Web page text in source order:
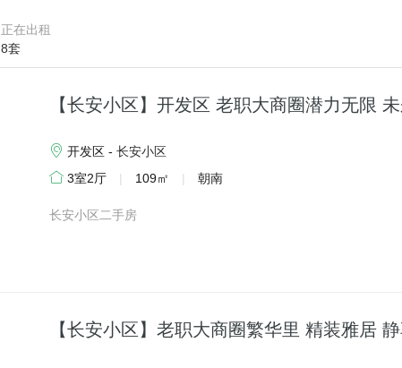
正在出租
8套
【长安小区】开发区 老职大商圈潜力无限
开发区 - 长安小区
3室2厅
| 109㎡ | 朝南
长安小区二手房
【长安小区】老职大商圈繁华里 精装雅居